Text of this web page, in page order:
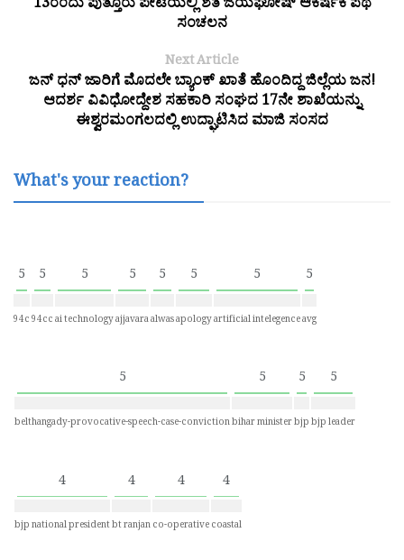
13ರಂದು ಪುತ್ತೂರು ಪೇಟೆಯಲ್ಲಿ ಶತ ಜಯಘೋಷ್ ಆಕರ್ಷಕ ಪಥ
ಸಂಚಲನ
Next Article
ಜನ್ ಧನ್ ಜಾರಿಗೆ ಮೊದಲೇ ಬ್ಯಾಂಕ್ ಖಾತೆ ಹೊಂದಿದ್ದ ಜಿಲ್ಲೆಯ ಜನ!
ಆದರ್ಶ ವಿವಿಧೋದ್ದೇಶ ಸಹಕಾರಿ ಸಂಘದ 17ನೇ ಶಾಖೆಯನ್ನು
ಈಶ್ವರಮಂಗಲದಲ್ಲಿ ಉದ್ಘಾಟಿಸಿದ ಮಾಜಿ ಸಂಸದ
What's your reaction?
5
94c
5
94cc
5
ai technology
5
ajjavara
5
alwas
5
apology
5
artificial intelegence
5
avg
5
belthangady-provocative-speech-case-conviction
5
bihar minister
5
bjp
5
bjp leader
4
bjp national president
4
bt ranjan
4
co-operative
4
coastal